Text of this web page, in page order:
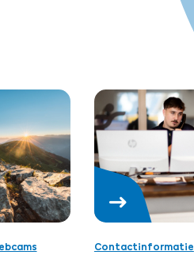
Contactinformatie